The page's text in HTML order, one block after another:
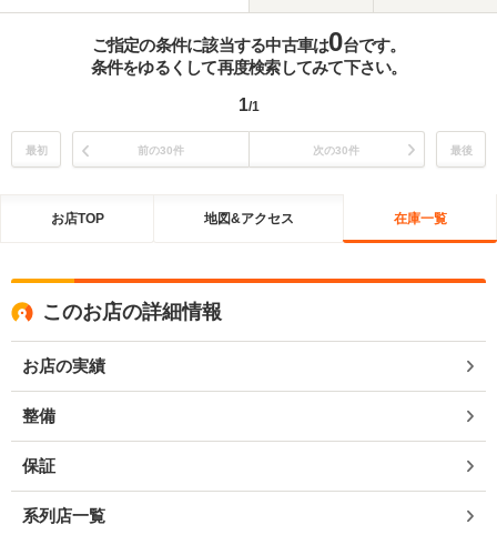
ご指定の条件に該当する中古車は0台です。
条件をゆるくして再度検索してみて下さい。
1/1
最初 前の30件 次の30件 最後
お店TOP 地図&アクセス 在庫一覧
このお店の詳細情報
お店の実績
整備
保証
系列店一覧